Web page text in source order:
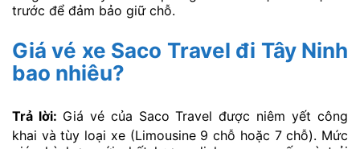
trước để đảm bảo giữ chỗ.
Giá vé xe Saco Travel đi Tây Ninh
bao nhiêu?
Trả lời: Giá vé của Saco Travel được niêm yết công
khai và tùy loại xe (Limousine 9 chỗ hoặc 7 chỗ). Mức